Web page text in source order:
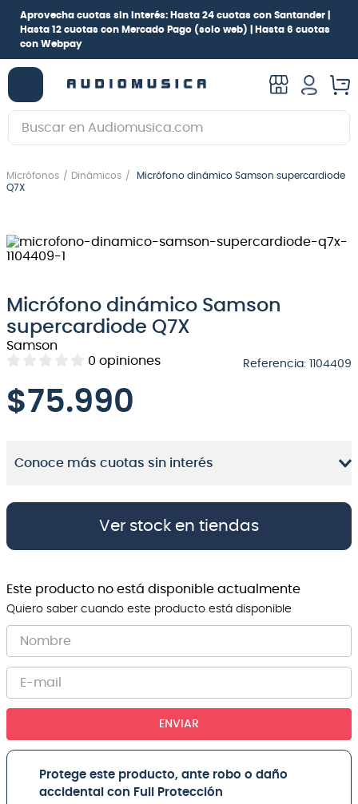
Aprovecha cuotas sin interés: Hasta 24 cuotas con Santander |
Hasta 12 cuotas con Mercado Pago (solo web) |
Hasta 6 cuotas
con Webpay
Buscar en Audiomusica.com
Micrófonos Dinámicos
Micrófono dinámico Samson supercardiode
Q7X
Micrófono dinámico Samson
supercardiode Q7X
Samson
0 opiniones Referencia: 1104409
$75.990
Conoce más cuotas sin interés
Ver stock en tiendas
Este producto no está disponible actualmente
Quiero saber cuando este producto está disponible
ENVIAR
Protege este producto, ante robo o daño
accidental con Full Protección
1
3.
guitarra electroacústica
5 .
amplificador
6.
guitarra
7
teclado
9 .
micrófono